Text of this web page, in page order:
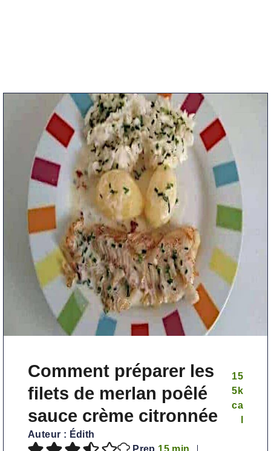
Comment préparer les
filets de merlan poêlé
sauce crème citronnée
Auteur : Édith
15
5 k
ca
Prep 15mmin